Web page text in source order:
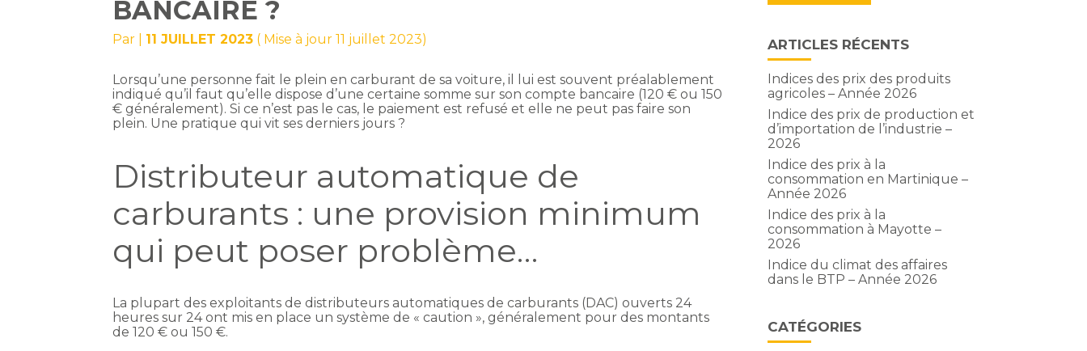
BANCAIRE ?
Par 11 JUILLET 2023 ( Mise à jour 11 juillet 2023)
Lorsqu’une personne fait le plein en carburant de sa voiture, il lui est souvent préalablement
indiqué qu’il faut qu’elle dispose d’une certaine somme sur son compte bancaire (120 € ou 150
€ généralement). Si ce n’est pas le cas, le paiement est refusé et elle ne peut pas faire son
plein. Une pratique qui vit ses derniers jours ?
Distributeur automatique de
carburants : une provision minimum
qui peut poser problème…
La plupart des exploitants de distributeurs automatiques de carburants (DAC) ouverts 24
heures sur 24 ont mis en place un système de « caution », généralement pour des montants
de 120 € ou 150 €.
ARTICLES RÉCENTS
Indices des prix des produits
agricoles – Année 2026
Indice des prix de production et
d’importation de l’industrie –
2026
Indice des prix à la
consommation en Martinique –
Année 2026
Indice des prix à la
consommation à Mayotte –
2026
Indice du climat des affaires
dans le BTP – Année 2026
CATÉGORIES